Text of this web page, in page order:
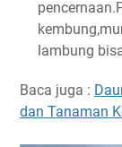
lambung
Baca juga :
dan Tanaman